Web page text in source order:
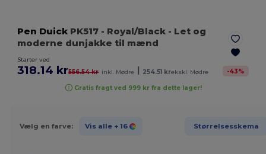
Pen Duick PK517 - Royal/Black - Let og
moderne dunjakke til mænd
Starter ved
318.14 kr556.54 kr inkl. Mødre 254.51 krekskl. Mødre -43%
Gratis fragt ved 999 kr fra dette lager!
Vælg en farve: Vis alle + 16 Størrelsesskema